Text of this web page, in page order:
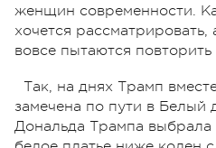
женщин современности.
хочется
вовсе пытаются
Так, на днях Трамп
замечена по пути в Белый
Дональда Трампа выбрала